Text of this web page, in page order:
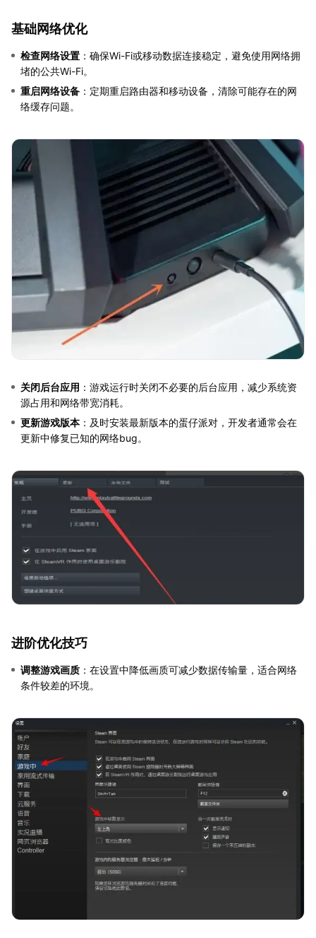
基础网络优化
检查网络设置 ：确保Wi-Fi或移动数据连接稳定，避免使用网络拥
堵的公共Wi-Fi。
重启网络设备 ：定期重启路由器和移动设备，清除可能存在的网
络缓存问题。
关闭后台应用 ：游戏运行时关闭不必要的后台应用，减少系统资
源占用和网络带宽消耗。
更新游戏版本：及时安装最新版本的蛋仔派对，开发者通常会在
更新中修复已知的网络bug。
进阶优化技巧
调整游戏画质 ：在设置中降低画质可减少数据传输量，适合网络
条件较差的环境。